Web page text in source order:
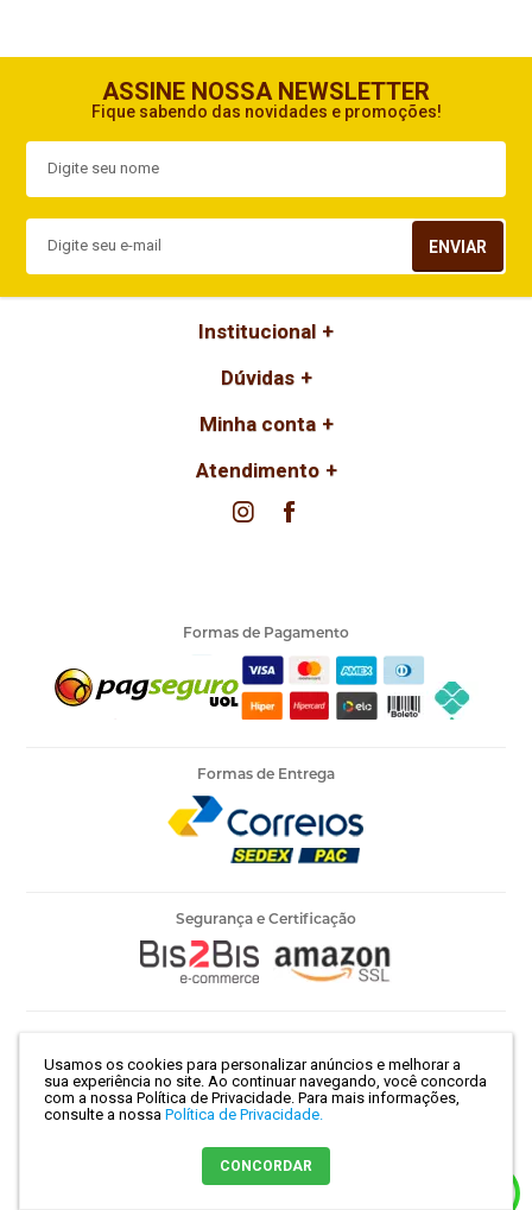
Usamos os cookies para personalizar anúncios e melhorar a
sua experiência no site. Ao continuar navegando, você concorda
com a nossa Política de Privacidade. Para mais informações,
consulte a nossa Política de Privacidade.
CONCORDAR
ASSINE NOSSA NEWSLETTER
Fique sabendo das novidades e promoções!
ENVIAR
Institucional
Dúvidas
Minha conta
Atendimento
Formas de Pagamento
Formas de Entrega
Segurança e Certificação
Março, 786 - Centro | São Paulo-SP | CEP 01021-100
com a melhor empresa de e-commerce do
Brasil.